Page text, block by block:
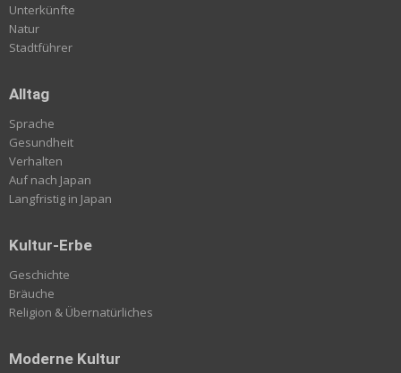
Unterkünfte
Natur
Stadtführer
Alltag
Sprache
Gesundheit
Verhalten
Auf nach Japan
Langfristig in Japan
Kultur-Erbe
Geschichte
Bräuche
Religion & Übernatürliches
Moderne Kultur